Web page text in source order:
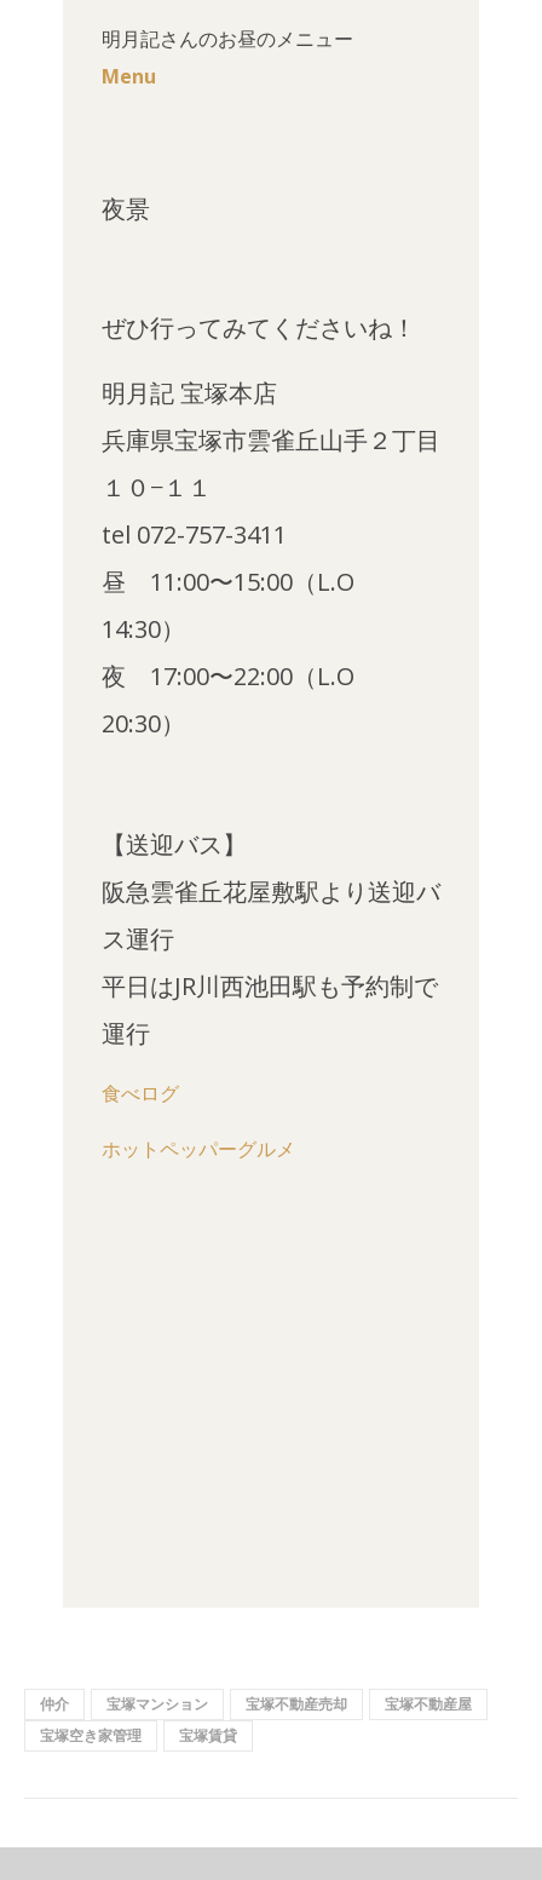
明月記さんのお昼のメニュー
Menu
夜景
ぜひ行ってみてくださいね！
明月記 宝塚本店
兵庫県宝塚市雲雀丘山手２丁目
１０−１１
tel 072-757-3411
昼 11:00〜15:00（L.O
14:30）
夜 17:00〜22:00（L.O
20:30）
【送迎バス】
阪急雲雀丘花屋敷駅より送迎バ
ス運行
平日はJR川西池田駅も予約制で
運行
食べログ
ホットペッパーグルメ
仲介 宝塚マンション 宝塚不動産売却
宝塚不動産屋
宝塚空き家管理
宝塚賃貸